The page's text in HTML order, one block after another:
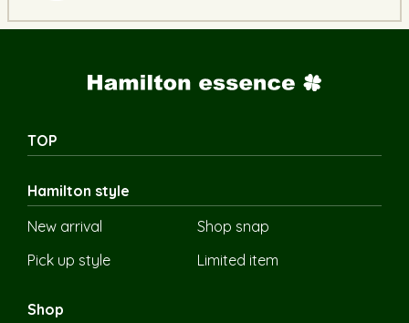
TOP
Hamilton style
New arrival
Shop snap
Pick up style
Limited item
Shop